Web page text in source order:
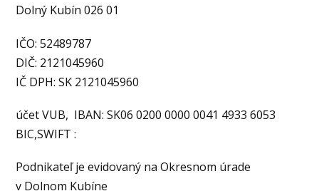
Dolný Kubín 026 01
IČO: 52489787
DIČ: 2121045960
IČ DPH: SK 2121045960
účet VUB, IBAN: SK06 0200 0000 0041 4933 6053
BIC,SWIFT :
Podnikateľ je evidovaný na Okresnom úrade
v Dolnom Kubíne